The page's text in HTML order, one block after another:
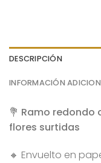
DESCRIPCIÓN
INFORMACIÓN
💐 Ramo redondo
flores surtidas
🔸 Envuelto en